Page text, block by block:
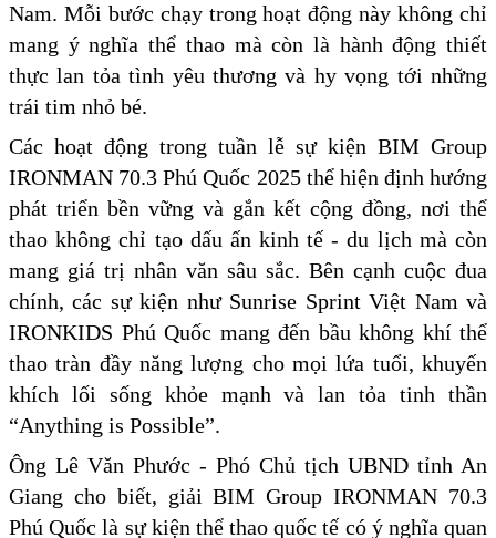
Nam. Mỗi bước chạy trong hoạt động này không chỉ
mang ý nghĩa thể thao mà còn là hành động thiết
thực lan tỏa tình yêu thương và hy vọng tới những
trái tim nhỏ bé.
Các hoạt động trong tuần lễ sự kiện BIM Group
IRONMAN 70.3 Phú Quốc 2025 thể hiện định hướng
phát triển bền vững và gắn kết cộng đồng, nơi thể
thao không chỉ tạo dấu ấn kinh tế - du lịch mà còn
mang giá trị nhân văn sâu sắc. Bên cạnh cuộc đua
chính, các sự kiện như Sunrise Sprint Việt Nam và
IRONKIDS Phú Quốc mang đến bầu không khí thể
thao tràn đầy năng lượng cho mọi lứa tuổi, khuyến
khích lối sống khỏe mạnh và lan tỏa tinh thần
“Anything is Possible”.
Ông Lê Văn Phước - Phó Chủ tịch UBND tỉnh An
Giang cho biết, giải BIM Group IRONMAN 70.3
Phú Quốc là sự kiện thể thao quốc tế có ý nghĩa quan